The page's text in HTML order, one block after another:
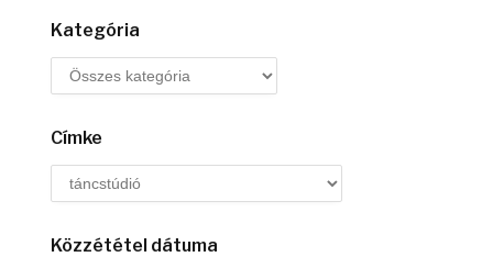
Kategória
Címke
Közzététel dátuma